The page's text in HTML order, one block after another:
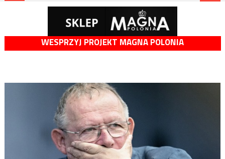
WESPRZYJ PROJEKT MAGNA POLONIA